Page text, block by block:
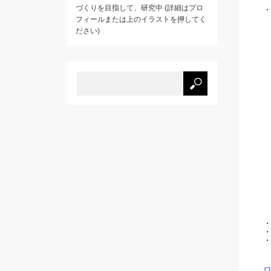
・
・
・
・
づくりを目指して、研究中 (詳細はプロ
フィールまたは上のイラストを押してく
ださい)